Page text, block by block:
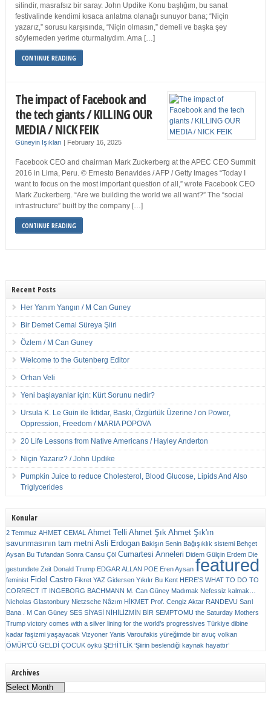
silindir, masrafsız bir saray. John Updike Konu başlığım, bu sanat
festivalinde kendimi kısaca anlatma olanağı sunuyor bana; “Niçin
yazarız,” sorusu karşısında, “Niçin olmasın,” demeli ve başka şey
söylemeden yerime oturmalıydım. Ama […]
CONTINUE READING
The impact of Facebook and
the tech giants / KILLING OUR
MEDIA / NICK FEIK
Güneyin Işıkları | February 16, 2025
Facebook CEO and chairman Mark Zuckerberg at the APEC CEO Summit
2016 in Lima, Peru. © Ernesto Benavides / AFP / Getty Images “Today I
want to focus on the most important question of all,” wrote Facebook CEO
Mark Zuckerberg. “Are we building the world we all want?” The “social
infrastructure” built by the company […]
CONTINUE READING
Recent Posts
Her Yanım Yangın / M Can Guney
Bir Demet Cemal Süreya Şiiri
Özlem / M Can Guney
Welcome to the Gutenberg Editor
Orhan Veli
Yeni başlayanlar için: Kürt Sorunu nedir?
Ursula K. Le Guin ile İktidar, Baskı, Özgürlük Üzerine / on Power,
Oppression, Freedom / MARIA POPOVA
20 Life Lessons from Native Americans / Hayley Anderton
Niçin Yazarız? / John Updike
Pumpkin Juice to reduce Cholesterol, Blood Glucose, Lipids And Also
Triglycerides
Konular
2 Temmuz AHMET CEMAL Ahmet Telli Ahmet Şık Ahmet Şık'ın
savunmasının tam metni Asli Erdogan Bakişın Senin Bağışıklık sistemi Behçet
Aysan Bu Tufandan Sonra Cansu Çöl Cumartesi Anneleri Didem Gülçin Erdem Die
gestundete Zeit Donald Trump EDGAR ALLAN POE Eren Aysan featured
feminist Fidel Castro Fikret YAZ Gidersen Yıkılır Bu Kent HERE’S WHAT TO DO TO
CORRECT IT INGEBORG BACHMANN M. Can Güney Madımak Nefessiz kalmak…
Nicholas Glastonbury Nietzsche Nâzım HİKMET Prof. Cengiz Aktar RANDEVU Sarıl
Bana . M Can Güney SES SİYASİ NİHİLİZMİN BİR SEMPTOMU the Saturday Mothers
Trump victory comes with a silver lining for the world’s progressives Türkiye dibine
kadar faşizmi yaşayacak Vizyoner Yanis Varoufakis yüreğimde bir avuç volkan
ÖMÜR'CÜ GELDİ ÇOCUK öykü ŞEHİTLİK ‘Şiirin beslendiği kaynak hayattır’
Archives
Archives